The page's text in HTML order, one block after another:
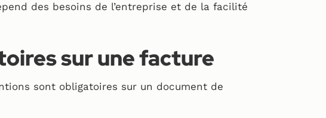
des besoins de l’entreprise et de la facilité
sur une facture
sont obligatoires sur un document de